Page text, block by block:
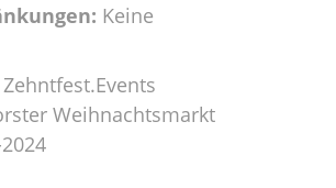
Keine
Zehntfest.Events
Weihnachtsmarkt